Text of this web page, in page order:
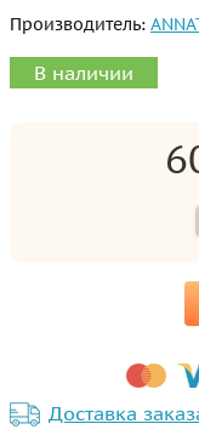
Производитель:
В наличии
Доставка